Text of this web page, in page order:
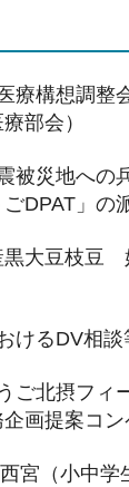
療構想調整
部会）
被災地への
DPAT」の
黒大豆枝豆
けるDV相談
ご北摂フィ
画提案コ
宮（小中学